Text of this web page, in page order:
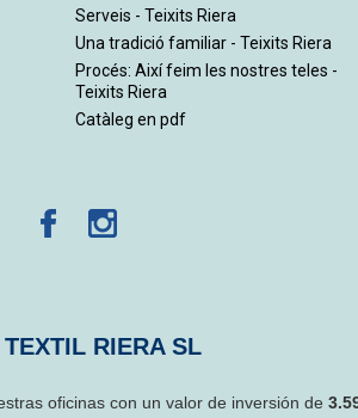
Serveis - Teixits Riera
Una tradició familiar - Teixits Riera
Procés: Així feim les nostres teles -
Teixits Riera
Catàleg en pdf
RIERA SL
oficinas con un valor de inversión de